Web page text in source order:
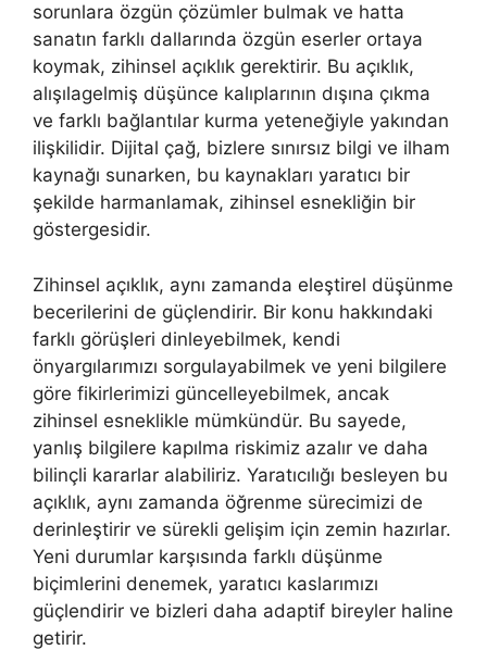
sorunlara özgün çözümler bulmak ve hatta
sanatın farklı dallarında özgün eserler ortaya
koymak, zihinsel açıklık gerektirir. Bu açıklık,
alışılagelmiş düşünce kalıplarının dışına çıkma
ve farklı bağlantılar kurma yeteneğiyle yakından
ilişkilidir. Dijital çağ, bizlere sınırsız bilgi ve ilham
kaynağı sunarken, bu kaynakları yaratıcı bir
şekilde harmanlamak, zihinsel esnekliğin bir
göstergesidir.
Zihinsel açıklık, aynı zamanda eleştirel düşünme
becerilerini de güçlendirir. Bir konu hakkındaki
farklı görüşleri dinleyebilmek, kendi
önyargılarımızı sorgulayabilmek ve yeni bilgilere
göre fikirlerimizi güncelleyebilmek, ancak
zihinsel esneklikle mümkündür. Bu sayede,
yanlış bilgilere kapılma riskimiz azalır ve daha
bilinçli kararlar alabiliriz. Yaratıcılığı besleyen bu
açıklık, aynı zamanda öğrenme sürecimizi de
derinleştirir ve sürekli gelişim için zemin hazırlar.
Yeni durumlar karşısında farklı düşünme
biçimlerini denemek, yaratıcı kaslarımızı
güçlendirir ve bizleri daha adaptif bireyler haline
getirir.